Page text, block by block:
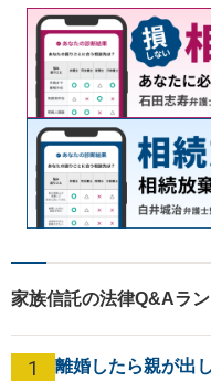
家族信託の法律Q&Aラ
1
離婚したら親が出